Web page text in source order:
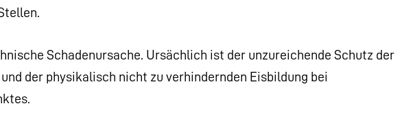
Schadenursache. Ursächlich ist der unzureichende Schutz der
der physikalisch nicht zu verhindernden Eisbildung bei